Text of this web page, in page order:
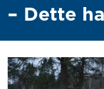
– Dette